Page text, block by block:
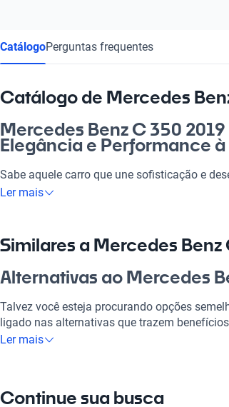
CatálogoPerguntas frequentes
Catálogo de Mercedes
Mercedes Benz C 350
Elegância e Performance à
Sabe aquele carro que une sofisticação e
reais é a escolha perfeita para quem busca
brasileiro. Você vai adorar dirigir essa beleza!
Por que escolher
Reais?
Tecnologia ao seu dispor
Desfrute da melhor tecnologia com
Ler mais
Similares a Mercedes Benz
Alternativas ao Mercedes
Talvez você esteja procurando opções
ligado nas alternativas que trazem
Ler mais
Continue sua busca